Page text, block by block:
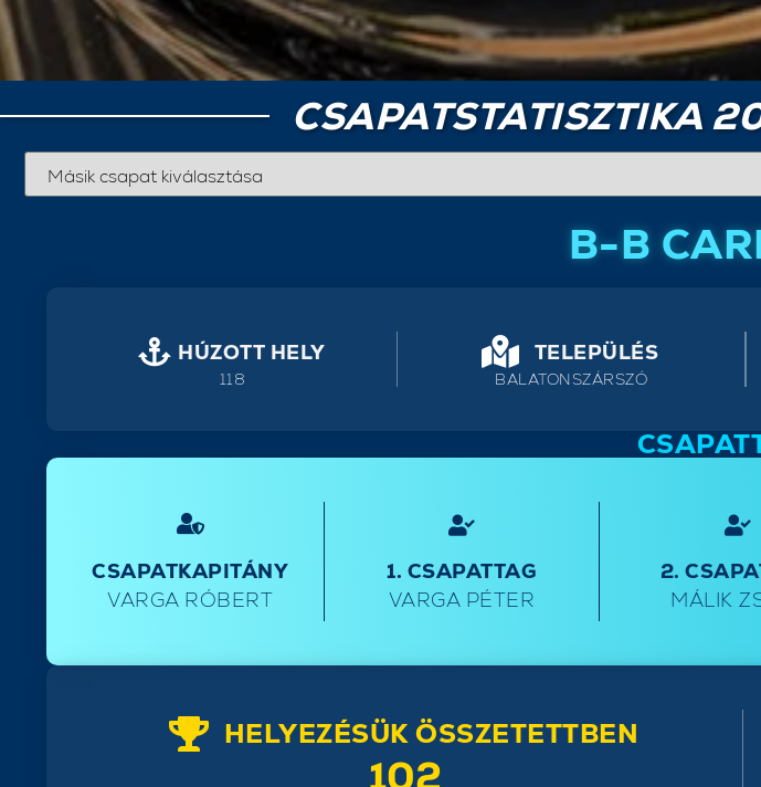
CSAPATSTATISZTIKA
B-B
HÚZOTT HELY
118
TELEPÜLÉS
BALATONSZÁRSZÓ
CSAPATKAPITÁNY
VARGA RÓBERT
1. CSAPATTAG
VARGA PÉTER
2.
MÁLIK
HELYEZÉSÜK ÖSSZETETTBEN
102